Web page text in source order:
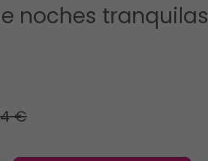
noches tranquilas
€